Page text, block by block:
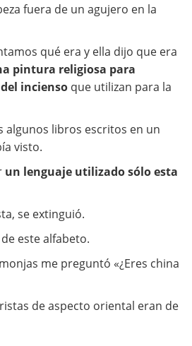
fuera de un agujero en la
qué era y ella dijo que era
pintura religiosa para
incienso que utilizan para la
algunos libros escritos en un
visto.
un lenguaje utilizado sólo esta
se extinguió.
de este alfabeto.
me preguntó «¿Eres china
de aspecto oriental eran de